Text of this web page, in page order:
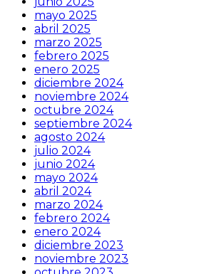
mayo 2025
abril 2025
marzo 2025
febrero 2025
enero 2025
diciembre 2024
noviembre 2024
octubre 2024
septiembre 2024
agosto 2024
julio 2024
junio 2024
mayo 2024
abril 2024
marzo 2024
febrero 2024
enero 2024
diciembre 2023
noviembre 2023